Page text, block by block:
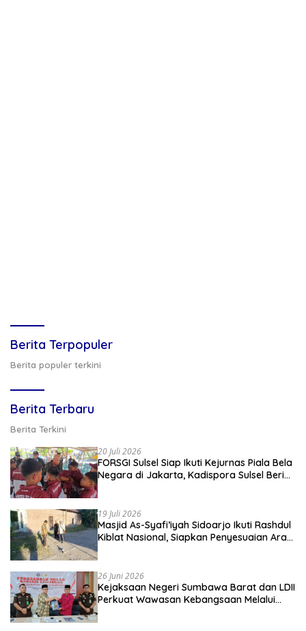
Berita Terpopuler
Berita populer terkini
Berita Terbaru
Berita Terkini
20 Juli 2026
FORSGI Sulsel Siap Ikuti Kejurnas Piala Bela
Negara di Jakarta, Kadispora Sulsel Beri
19 Juli 2026
Masjid As-Syafi’iyah Sidoarjo Ikuti Rashdul
Kiblat Nasional, Siapkan Penyesuaian Arah
26 Juni 2026
Kejaksaan Negeri Sumbawa Barat dan LDII
Perkuat Wawasan Kebangsaan Melalui